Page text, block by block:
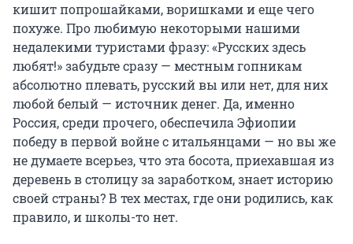
кишит попрошайками, воришками и еще чего
похуже. Про любимую некоторыми нашими
недалекими туристами фразу: «Русских здесь
любят!» забудьте сразу — местным гопникам
абсолютно плевать, русский вы или нет, для них
любой белый — источник денег. Да, именно
Россия, среди прочего, обеспечила Эфиопии
победу в первой войне с итальянцами — но вы же
не думаете всерьез, что эта босота, приехавшая из
деревень в столицу за заработком, знает историю
своей страны? В тех местах, где они родились, как
правило, и школы-то нет.